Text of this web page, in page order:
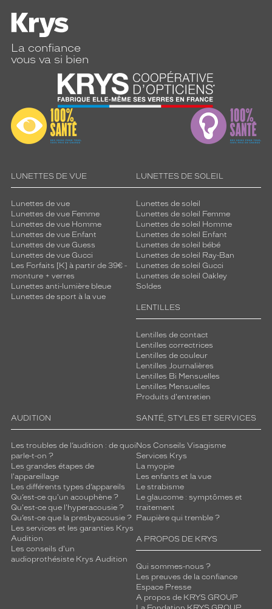
La confiance
vous va si bien
LUNETTES DE VUE
Lunettes de vue
Lunettes de vue Femme
Lunettes de vue Homme
Lunettes de vue Enfant
Lunettes de vue Guess
Lunettes de vue Gucci
Les Forfaits [K] à partir de 39€ -
monture + verres
Lunettes anti-lumière bleue
Lunettes de sport à la vue
LUNETTES DE SOLEIL
Lunettes de soleil
Lunettes de soleil Femme
Lunettes de soleil Homme
Lunettes de soleil Enfant
Lunettes de soleil bébé
Lunettes de soleil Ray-Ban
Lunettes de soleil Gucci
Lunettes de soleil Oakley
Soldes
LENTILLES
Lentilles de contact
Lentilles correctrices
Lentilles de couleur
Lentilles Journalières
Lentilles Bi Mensuelles
Lentilles Mensuelles
Produits d'entretien
AUDITION
Les troubles de l’audition : de quoi
parle-t-on ?
Les grandes étapes de
l'appareillage
Les différents types d’appareils
Qu’est-ce qu'un acouphène ?
Qu'est-ce que l'hyperacousie ?
Qu’est-ce que la presbyacousie ?
Les services et les garanties Krys
Audition
Les conseils d'un
audioprothésiste Krys Audition
SANTÉ, STYLES ET SERVICES
Nos Conseils Visagisme
Services Krys
La myopie
Les enfants et la vue
Le strabisme
Le glaucome : symptômes et
traitement
Paupière qui tremble ?
A PROPOS DE KRYS
Qui sommes-nous ?
Les preuves de la confiance
Espace Presse
A propos de KRYS GROUP